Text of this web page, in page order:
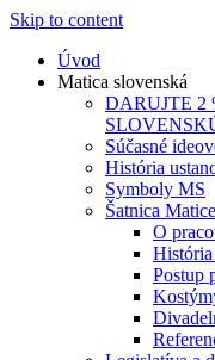
Skip to content
Úvod
Matica slovenská
DARUJTE 2
Súčasné
História
Symboly MS
Šatnica
O
Postup